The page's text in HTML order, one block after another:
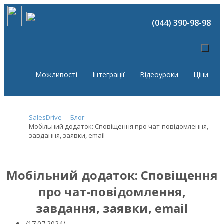
(044) 390-98-98
Можливості Інтеграції Відеоуроки Ціни
SalesDrive
Блог
Мобільний додаток: Сповіщення про чат-повідомлення,
завдання, заявки, email
Мобільний додаток: Сповіщення
про чат-повідомлення,
завдання, заявки, email